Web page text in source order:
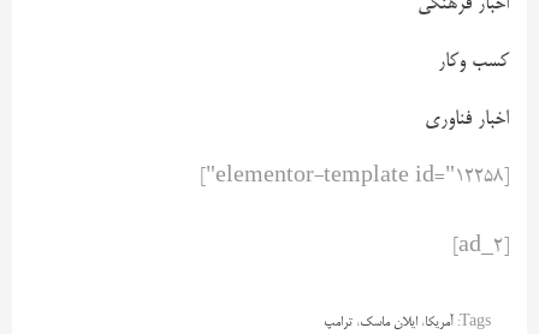
اخبار فرهنگی
کسب وکار
اخبار فناوری
Tags: آمریکا، ایلان ماسک، ترامپ